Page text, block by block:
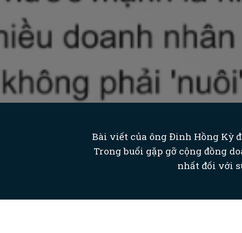
Bài viết của ông Đinh Hồng Kỳ
Trong buổi gặp gỡ cộng đồng
nhất đối với